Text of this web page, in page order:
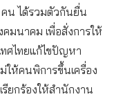
น ได้รวมตัวกันยื่น
มนาคม เพื่อสั่งการให้
ศไทยแก้ไขปัญหา
ให้คนพิการขึ้นเครื่อง
ยกร้องให้สำนักงาน